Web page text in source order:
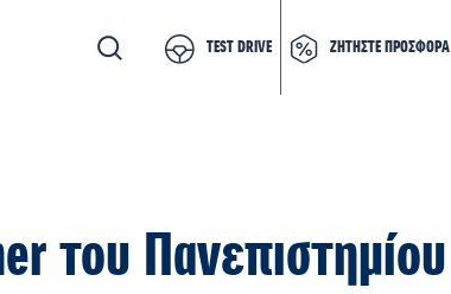
TEST DRIVE ΖΗΤΗΣΤΕ ΠΡΟΣΦΟΡΑ
του Πανεπιστημίου